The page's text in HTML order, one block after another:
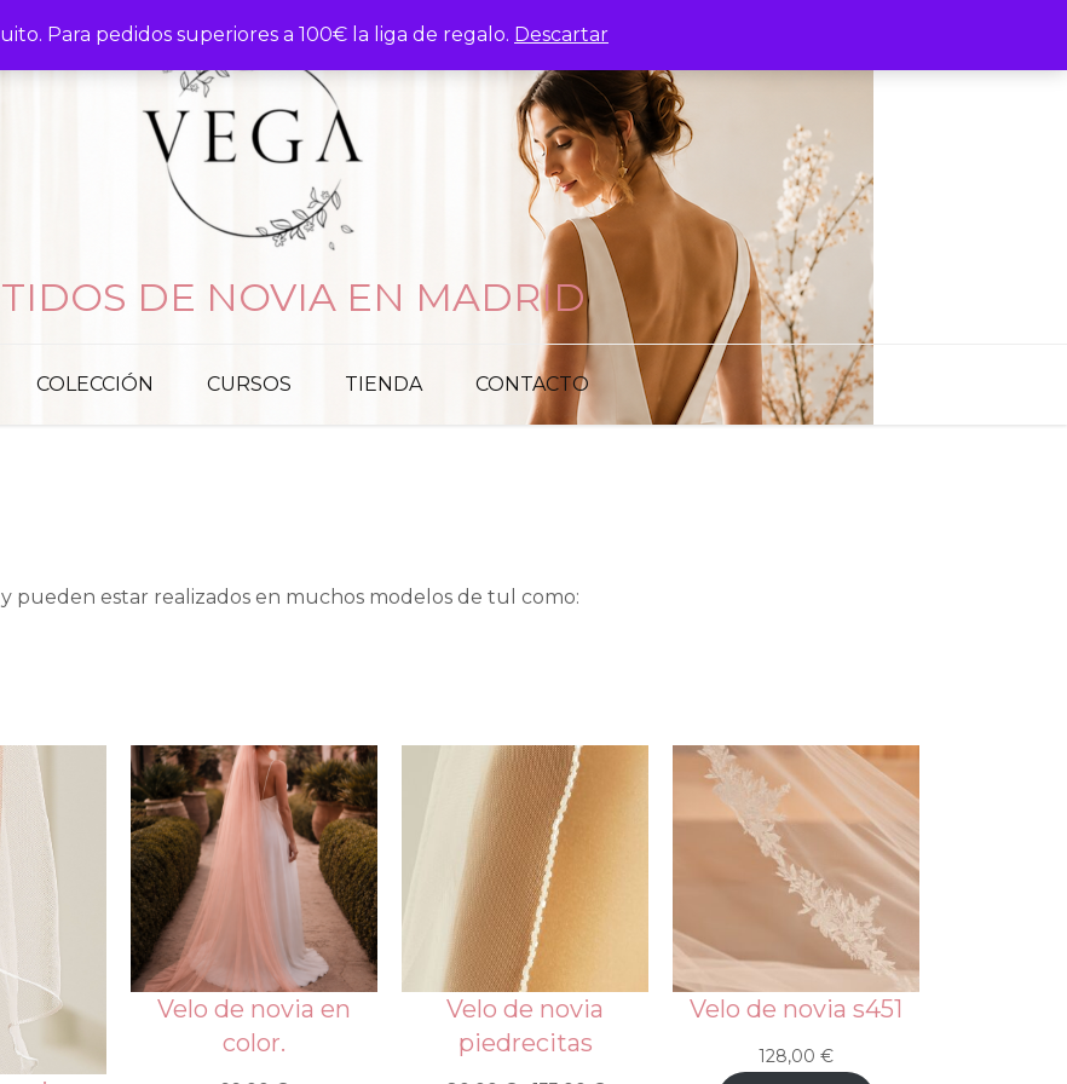
Para pedidos superiores a 100€ la liga de regalo. Descartar
DE NOVIA EN MADRID
COLECCIÓN CURSOS TIENDA CONTACTO
y pueden estar realizados en muchos modelos de tul como:
Velo de novia en
color.
Velo de novia
piedrecitas
Velo de novia s451
128,00 €